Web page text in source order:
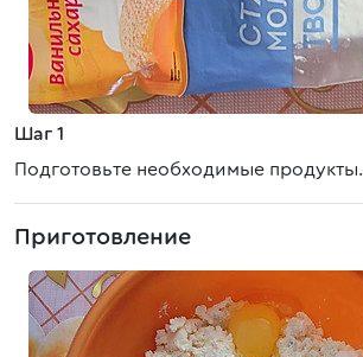
Шаг 1
Подготовьте необходимые продукты.
Приготовление